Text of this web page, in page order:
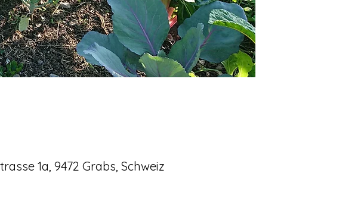
1a, 9472 Grabs, Schweiz